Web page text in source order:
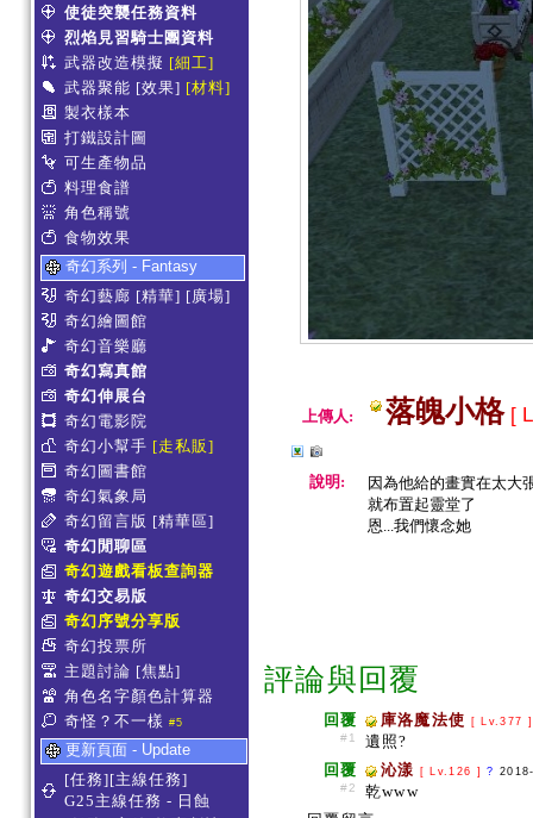
使徒突襲任務資料
烈焰見習騎士團資料
武器改造模擬 [細工]
武器聚能 [效果] [材料]
製衣樣本
打鐵設計圖
可生產物品
料理食譜
角色稱號
食物效果
奇幻系列 - Fantasy
奇幻藝廊 [精華] [廣場]
奇幻繪圖館
奇幻音樂廳
奇幻寫真館
奇幻伸展台
奇幻電影院
奇幻小幫手 [走私販]
奇幻圖書館
奇幻氣象局
奇幻留言版 [精華區]
奇幻閒聊區
奇幻遊戲看板查詢器
奇幻交易版
奇幻序號分享版
奇幻投票所
主題討論 [焦點]
角色名字顏色計算器
奇怪？不一樣 #5
更新頁面 - Update
[任務][主線任務]
G25主線任務 - 日蝕
上傳人: 落魄小格[
說明:
因為他給的畫實在太大
就布置起靈堂了
恩...我們懷念她
評論與回覆
回覆
#1
庫洛魔法使 [ Lv.377
遺照?
回覆
#2
沁漾 [ Lv.126 ]?
乾www